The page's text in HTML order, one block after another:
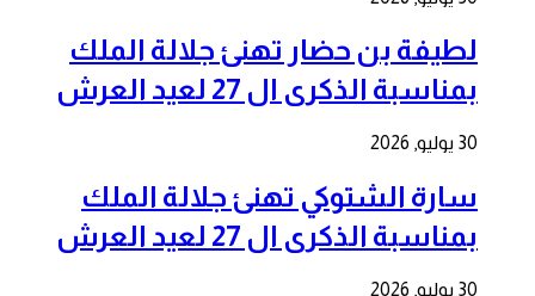
لطيفة بن حضار تهنئ جلالة الملك
بمناسبة الذكرى ال 27 لعيد العرش
30 يوليو, 2026
سارة الشتوكي تهنئ جلالة الملك
بمناسبة الذكرى ال 27 لعيد العرش
30 يوليو, 2026